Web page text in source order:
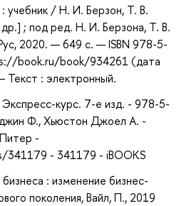
/ Н. И. Берзон, Т. В.
; под ред. Н. И. Берзона, Т. В.
2020. — 649 с. — ISBN 978-5-
book.ru/book/934261 (дата
: электронный.
курс. 7-е изд. - 978-5-
Ф., Хьюстон Джоел А. -
-
- 341179 - iBOOKS
: изменение бизнес-
поколения, Вайл, П., 2019